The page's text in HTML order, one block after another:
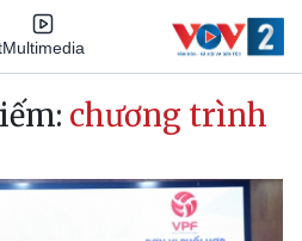
Multimedia
chương trình